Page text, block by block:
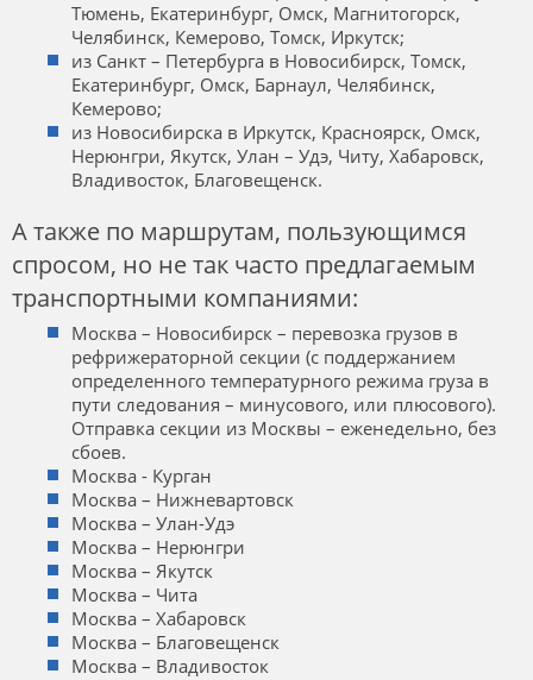
Тюмень, Екатеринбург, Омск, Магнитогорск,
Челябинск, Кемерово, Томск, Иркутск;
из Санкт – Петербурга в Новосибирск, Томск,
Екатеринбург, Омск, Барнаул, Челябинск,
Кемерово;
из Новосибирска в Иркутск, Красноярск, Омск,
Нерюнгри, Якутск, Улан – Удэ, Читу, Хабаровск,
Владивосток, Благовещенск.
А также по маршрутам, пользующимся
спросом, но не так часто предлагаемым
транспортными компаниями:
Москва – Новосибирск – перевозка грузов в
рефрижераторной секции (с поддержанием
определенного температурного режима груза в
пути следования – минусового, или плюсового).
Отправка секции из Москвы – еженедельно, без
сбоев.
Москва - Курган
Москва – Нижневартовск
Москва – Улан-Удэ
Москва – Нерюнгри
Москва – Якутск
Москва – Чита
Москва – Хабаровск
Москва – Благовещенск
Москва – Владивосток